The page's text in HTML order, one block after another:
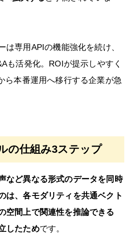
は専用APIの機能強化を続け、
も活発化。ROIが提示しやすく
ら本番運用へ移行する企業が急
の仕組み3ステップ
など異なる形式のデータを同時
は、各モダリティを共通ベクト
空間上で関連性を推論できる
したためです。